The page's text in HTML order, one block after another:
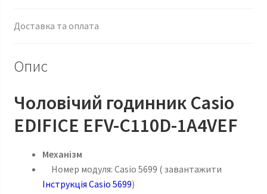
Доставка та оплата
Опис
Чоловічий годинник Casio
EDIFICE EFV-C110D-1A4VEF
Механізм
Номер модуля: Casio 5699 ( завантажити
Інструкція Casio 5699)